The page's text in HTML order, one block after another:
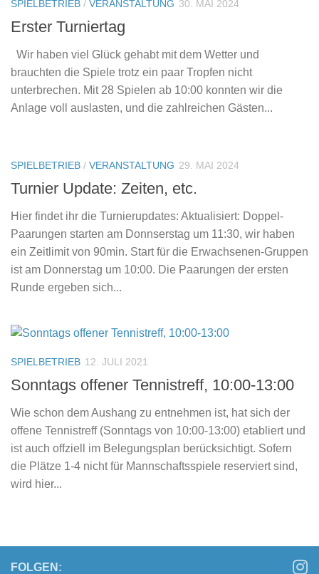
SPIELBETRIEB / VERANSTALTUNG 30. MAI 2024
Erster Turniertag
Wir haben viel Glück gehabt mit dem Wetter und
brauchten die Spiele trotz ein paar Tropfen nicht
unterbrechen. Mit 28 Spielen ab 10:00 konnten wir die
Anlage voll auslasten, und die zahlreichen Gästen...
SPIELBETRIEB / VERANSTALTUNG 29. MAI 2024
Turnier Update: Zeiten, etc.
Hier findet ihr die Turnierupdates: Aktualisiert: Doppel-
Paarungen starten am Donnserstag um 11:30, wir haben
ein Zeitlimit von 90min. Start für die Erwachsenen-Gruppen
ist am Donnerstag um 10:00. Die Paarungen der ersten
Runde ergeben sich...
SPIELBETRIEB 12. JULI 2021
Sonntags offener Tennistreff, 10:00-13:00
Wie schon dem Aushang zu entnehmen ist, hat sich der
offene Tennistreff (Sonntags von 10:00-13:00) etabliert und
ist auch offziell im Belegungsplan berücksichtigt. Sofern
die Plätze 1-4 nicht für Mannschaftsspiele reserviert sind,
wird hier...
FOLGEN: